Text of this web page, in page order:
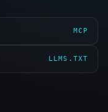
MCP
LLMS.TXT